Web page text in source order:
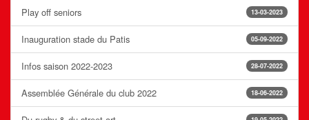
13-03-2023
Play off seniors
05-09-2022
Inauguration stade du Patis
28-07-2022
Infos saison 2022-2023
18-06-2022
Assemblée Générale du club 2022